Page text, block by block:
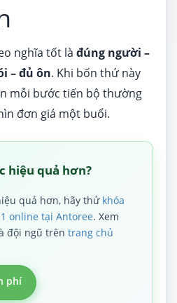
nghĩa tốt là đúng người –
– đủ ôn. Khi bốn thứ này
mỗi bước tiến bộ thường
đơn giá một buổi.
hiệu quả hơn?
quả hơn, hãy thử khóa
online tại Antoree. Xem
đội ngũ trên trang chủ
phí